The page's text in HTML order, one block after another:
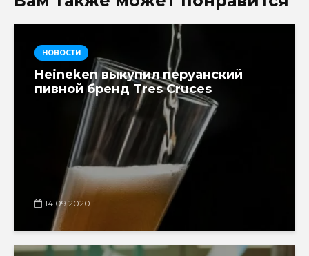
НОВОСТИ
Heineken выкупил перуанский
пивной бренд Tres Cruces
14.09.2020